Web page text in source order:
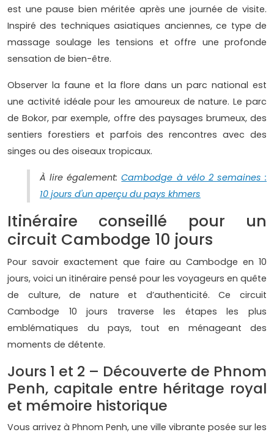
est une pause bien méritée après une journée de visite.
Inspiré des techniques asiatiques anciennes, ce type de
massage soulage les tensions et offre une profonde
sensation de bien-être.
Observer la faune et la flore dans un parc national est
une activité idéale pour les amoureux de nature. Le parc
de Bokor, par exemple, offre des paysages brumeux, des
sentiers forestiers et parfois des rencontres avec des
singes ou des oiseaux tropicaux.
À lire également:Cambodge à vélo 2 semaines :
10 jours d'un aperçu du pays khmers
Itinéraire conseillé pour un
circuit Cambodge 10 jours
Pour savoir exactement que faire au Cambodge en 10
jours, voici un itinéraire pensé pour les voyageurs en quête
de culture, de nature et d’authenticité. Ce circuit
Cambodge 10 jours traverse les étapes les plus
emblématiques du pays, tout en ménageant des
moments de détente.
Jours 1 et 2 – Découverte de Phnom
Penh, capitale entre héritage royal
et mémoire historique
Vous arrivez à Phnom Penh, une ville vibrante posée sur les